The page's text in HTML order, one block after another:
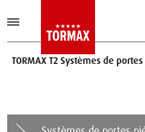
TORMAX T2 Systèmes de